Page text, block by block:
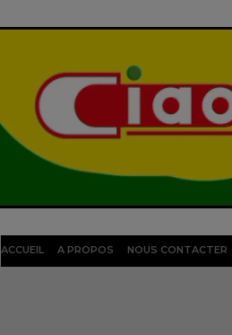
ACCUEIL A PROPOS NOUS CONTACTER